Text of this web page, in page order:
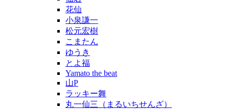
花仙
小泉謙一
松元宏樹
こまたん
ゆうき
とよ福
Yamato the beat
山P
ラッキー舞
丸一仙三（まるいちせんざ）